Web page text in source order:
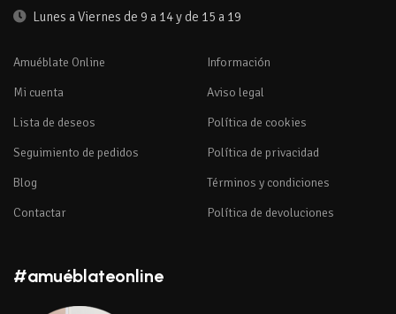
Lunes a Viernes de 9 a 14 y de 15 a 19
Amuéblate Online
Mi cuenta
Lista de deseos
Seguimiento de pedidos
Blog
Contactar
Información
Aviso legal
Política de cookies
Política de privacidad
Términos y condiciones
Política de devoluciones
#amuéblateonline